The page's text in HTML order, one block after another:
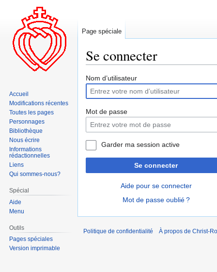
Se connecter
Aller
la
navigation
Aller
la
recherche
Nom d’utilisateur
Mot de passe
Garder ma session active
Se connecter
Aide pour se connecter
Mot de passe oublié ?
Page spéciale
Accueil
Modifications récentes
Toutes les pages
Personnages
Bibliothèque
Nous écrire
Informations
rédactionnelles
Liens
Qui sommes-nous?
Spécial
Aide
Menu
Outils
Pages spéciales
Version imprimable
Politique de confidentialité À propos de Christ-